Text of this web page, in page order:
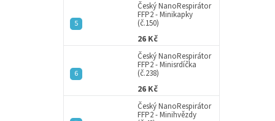
Český NanoRespirátor
FFP2 - Minikapky
(č.150)
26 Kč
Český NanoRespirátor
FFP2 - Minisrdíčka
(č.238)
26 Kč
Český NanoRespirátor
FFP2 - Minihvězdy